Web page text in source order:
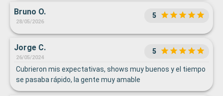
Bruno O.
28/05/2026
5
Jorge C.
26/05/2024
5
Cubrieron mis expectativas, shows muy buenos y el tiempo
se pasaba rápido, la gente muy amable